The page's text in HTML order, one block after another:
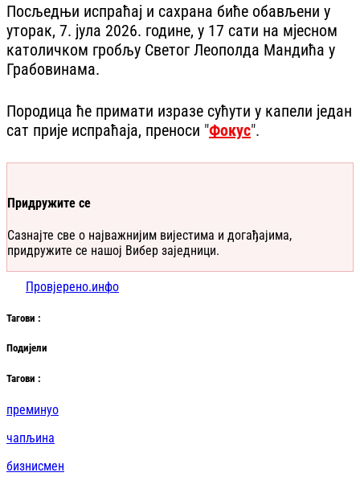
Посљедњи испраћај и сахрана биће обављени у
уторак, 7. јула 2026. године, у 17 сати на мјесном
католичком гробљу Светог Леополда Мандића у
Грабовинама.
Породица ће примати изразе сућути у капели један
сат прије испраћаја, преноси "Фокус".
Придружите се
Сазнајте све о најважнијим вијестима и догађајима,
придружите се нашој Вибер заједници.
Провјерено.инфо
Тагови :
Подијели
Тагови :
преминуо
чапљина
бизнисмен